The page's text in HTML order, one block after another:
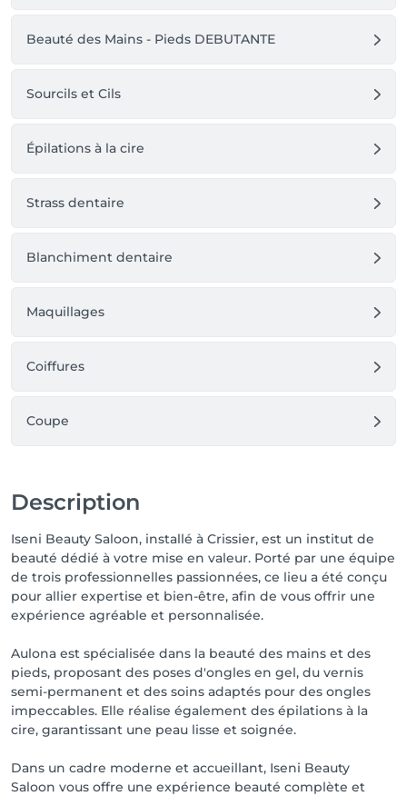
Beauté des Mains - Pieds DEBUTANTE
Sourcils et Cils
Épilations à la cire
Strass dentaire
Blanchiment dentaire
Maquillages
Coiffures
Coupe
Description
Iseni Beauty Saloon, installé à Crissier, est un institut de
beauté dédié à votre mise en valeur. Porté par une équipe
de trois professionnelles passionnées, ce lieu a été conçu
pour allier expertise et bien-être, afin de vous offrir une
expérience agréable et personnalisée.
Aulona est spécialisée dans la beauté des mains et des
pieds, proposant des poses d'ongles en gel, du vernis
semi-permanent et des soins adaptés pour des ongles
impeccables. Elle réalise également des épilations à la
cire, garantissant une peau lisse et soignée.
Dans un cadre moderne et accueillant, Iseni Beauty
Saloon vous offre une expérience beauté complète et